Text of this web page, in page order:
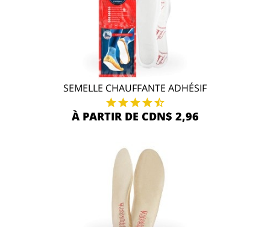
SEMELLE CHAUFFANTE ADHÉSIF
À PARTIR DE CDN$ 2,96